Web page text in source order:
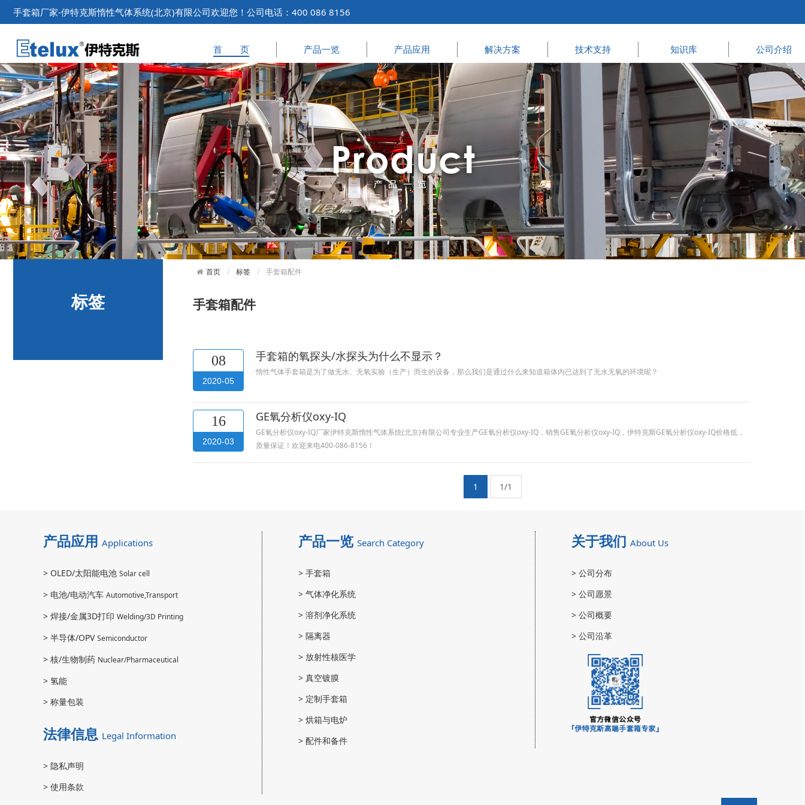
手套箱厂家-伊特克斯惰性气体系统(北京)有限公司欢迎您！公司电话：400 086 8156
首 页 产品一览 产品应用 解决方案 技术支持 知识库 公司介绍
标签
首页 标签 手套箱配件
手套箱配件
08
2020-05
手套箱的氧探头/水探头为什么不显示？
惰性气体手套箱是为了做无水、无氧实验（生产）而生的设备，那么我们是通过什么来知道箱体内已达到了无水无氧的环境呢？
16
2020-03
GE氧分析仪oxy-IQ
GE氧分析仪oxy-IQ厂家伊特克斯惰性气体系统(北京)有限公司专业生产GE氧分析仪oxy-IQ，销售GE氧分析仪oxy-IQ，伊特克斯GE氧分析仪oxy-IQ价格低，
质量保证！欢迎来电400-086-8156！
1 1/1
产品应用 Applications
> OLED/太阳能电池 Solar cell
> 电池/电动汽车 Automotive,Transport
> 焊接/金属3D打印 Welding/3D Printing
> 半导体/OPVSemiconductor
> 核/生物制药 Nuclear/Pharmaceutical
> 氢能
> 称量包装
法律信息 Legal Information
> 隐私声明
> 使用条款
产品一览 Search Category
> 手套箱
> 气体净化系统
> 溶剂净化系统
> 隔离器
> 放射性核医学
> 真空镀膜
> 定制手套箱
> 烘箱与电炉
> 配件和备件
关于我们 About Us
> 公司分布
> 公司愿景
> 公司概要
> 公司沿革